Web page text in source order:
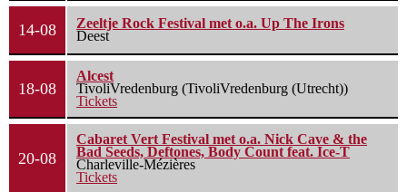
14-08
Zeeltje Rock Festival met o.a. Up The Irons
Deest
18-08
Alcest
TivoliVredenburg (TivoliVredenburg (Utrecht))
Tickets
20-08
Cabaret Vert Festival met o.a. Nick Cave & the
Bad Seeds, Deftones, Body Count feat. Ice-T
Charleville-Mézières
Tickets